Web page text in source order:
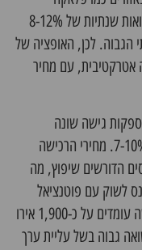
ומונסטיראקי, המשקיעים יכולים להגיע לתשואות שנתיות של 8-12%
הגבוה. לכן, האופציה של
אטרקטיבית, עם מחיר
גישה שונה
להשקעה. כאן התשואה הממוצעת נעה בין 7-10%. מחירי הרכישה
אירו למ"ר בנכסים הדורשים שיפוץ, מה
לשוק עם פוטנציאל
צמיחה גבוה. בספוליה, למשל, מחירי הרכישה עומדים על כ-1,900 אירו
גבוה בשל עליית ערך